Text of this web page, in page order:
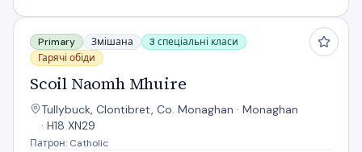
Scoil Naomh Mhuire
Primary Змішана
3 спеціальні класи
Гарячі обіди
Scoil Naomh Mhuire
Tullybuck, Clontibret, Co. Monaghan · Monaghan
· H18 XN29
Патрон: Catholic